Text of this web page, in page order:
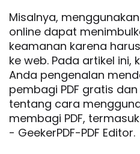
Misalnya,
online dapat
keamanan karena
ke web. Pada artikel ini,
Anda pengenalan
pembagi PDF gratis
tentang cara
membagi PDF,
- GeekerPDF-PDF Editor.